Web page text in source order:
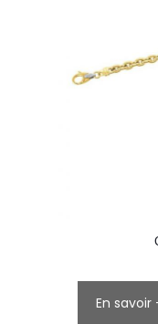
En savoir